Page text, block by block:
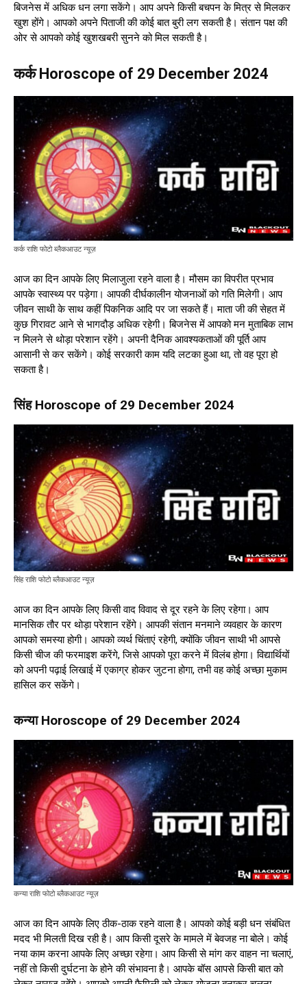
बिजनेस में अधिक धन लगा सकेंगे। आप अपने किसी बचपन के मित्र से मिलकर
खुश होंगे। आपको अपने पिताजी की कोई बात बुरी लग सकती है। संतान पक्ष की
ओर से आपको कोई खुशखबरी सुनने को मिल सकती है।
कर्क Horoscope of 29 December 2024
कर्क राशि फोटो ब्लैकआउट न्यूज़
आज का दिन आपके लिए मिलाजुला रहने वाला है। मौसम का विपरीत प्रभाव
आपके स्वास्थ्य पर पड़ेगा। आपकी दीर्घकालीन योजनाओं को गति मिलेगी। आप
जीवन साथी के साथ कहीं पिकनिक आदि पर जा सकते हैं। माता जी की सेहत में
कुछ गिरावट आने से भागदौड़ अधिक रहेगी। बिजनेस में आपको मन मुताबिक लाभ
न मिलने से थोड़ा परेशान रहेंगे। अपनी दैनिक आवश्यकताओं की पूर्ति आप
आसानी से कर सकेंगे। कोई सरकारी काम यदि लटका हुआ था, तो वह पूरा हो
सकता है।
सिंह Horoscope of 29 December 2024
सिंह राशि फोटो ब्लैकआउट न्यूज़
आज का दिन आपके लिए किसी वाद विवाद से दूर रहने के लिए रहेगा। आप
मानसिक तौर पर थोड़ा परेशान रहेंगे। आपकी संतान मनमाने व्यवहार के कारण
आपको समस्या होगी। आपको व्यर्थ चिंताएं रहेगी, क्योंकि जीवन साथी भी आपसे
किसी चीज की फरमाइश करेंगे, जिसे आपको पूरा करने में विलंब होगा। विद्यार्थियों
को अपनी पढ़ाई लिखाई में एकाग्र होकर जुटना होगा, तभी वह कोई अच्छा मुकाम
हासिल कर सकेंगे।
कन्या Horoscope of 29 December 2024
कन्या राशि फोटो ब्लैकआउट न्यूज़
आज का दिन आपके लिए ठीक-ठाक रहने वाला है। आपको कोई बड़ी धन संबंधित
मदद भी मिलती दिख रही है। आप किसी दूसरे के मामले में बेवजह ना बोले। कोई
नया काम करना आपके लिए अच्छा रहेगा। आप किसी से मांग कर वाहन ना चलाएं,
नहीं तो किसी दुर्घटना के होने की संभावना है। आपके बॉस आपसे किसी बात को